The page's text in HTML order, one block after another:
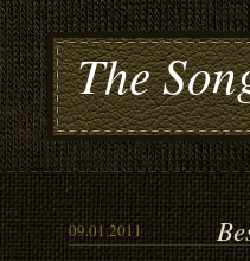
The
09.01.2011